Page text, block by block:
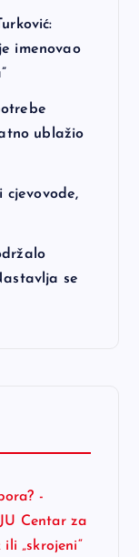
imenovao
ublažio
cjevovode,
se
-
Centar za
„skrojeni“